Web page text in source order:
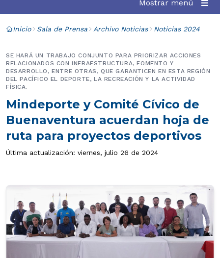
Mostrar menú
Inicio Sala de Prensa Archivo Noticias Noticias 2024
Mindeporte y Comité Cívico de
Buenaventura acuerdan hoja de
ruta para proyectos deportivos
SE HARÁ UN TRABAJO CONJUNTO PARA PRIORIZAR ACCIONES
RELACIONADOS CON INFRAESTRUCTURA, FOMENTO Y
DESARROLLO, ENTRE OTRAS, QUE GARANTICEN EN ESTA REGIÓN
DEL PACÍFICO EL DEPORTE, LA RECREACIÓN Y LA ACTIVIDAD
FÍSICA.
Última actualización: viernes, julio 26 de 2024